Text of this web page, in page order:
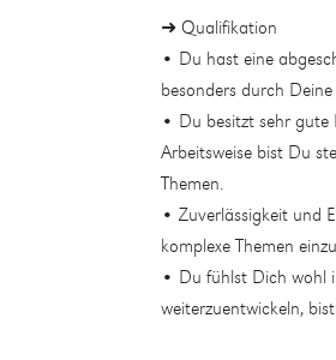
➜ Qualifikation
• Du hast eine
besonders durch
• Du besitzt sehr gute
Arbeitsweise bist Du
Themen.
• Zuverlässigkeit und
komplexe Themen
• Du fühlst Dich wohl
weiterzuentwickeln,